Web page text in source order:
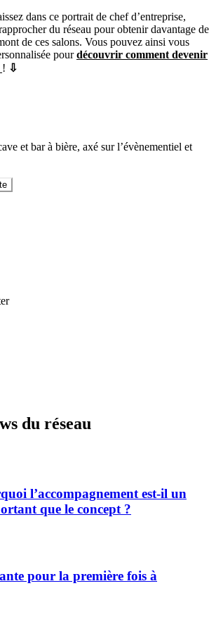
dans ce portrait de chef d’entreprise,
du réseau pour obtenir davantage de
de ces salons. Vous pouvez ainsi vous
pourdécouvrir comment devenir
! ⇩
et bar à bière, axé sur l’évènementiel et
du réseau
l’accompagnement est-il un
que le concept ?
pour la première fois à